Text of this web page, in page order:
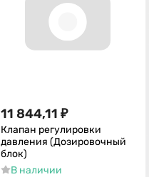
11 844,11 ₽
Клапан регулировки
давления (Дозировочный
блок)
В наличии